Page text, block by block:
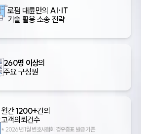
로펌 대륜만의 AI·IT
기술 활용 소송 전략
260명 이상의
주요 구성원
월간1200+건의
고객의뢰건수
* 2026년 1월 변호사협회 경유증표 발급 기준